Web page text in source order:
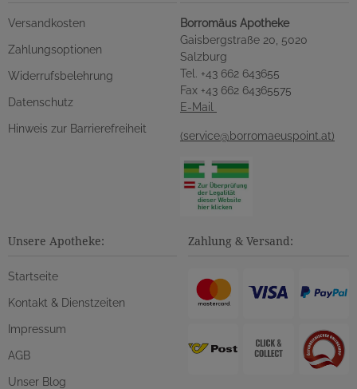
Versandkosten
Zahlungsoptionen
Widerrufsbelehrung
Datenschutz
Hinweis zur Barrierefreiheit
Borromäus Apotheke
Gaisbergstraße 20, 5020
Salzburg
Tel. +43 662 643655
Fax +43 662 64365575
E-Mail
(service@borromaeuspoint.at)
Unsere Apotheke:
Startseite
Kontakt & Dienstzeiten
Impressum
AGB
Unser Blog
Zahlung & Versand: